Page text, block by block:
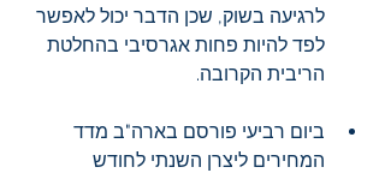
לרגיעה בשוק, שכן הדבר יכול לאפשר
לפד להיות פחות אגרסיבי בהחלטת
הריבית הקרובה.
ביום רביעי פורסם בארה"ב מדד
המחירים ליצרן השנתי לחודש